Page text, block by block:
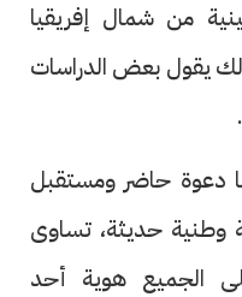
من شمال إفريقيا
يقول بعض الدراسات
دعوة حاضر ومستقبل
وطنية حديثة، تساوى
الجميع هوية أحد